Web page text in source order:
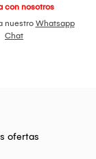
con nosotros
nuestro Whatsapp
Chat
ofertas